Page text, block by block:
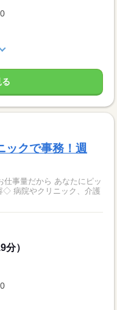
ックで事務！週
仕事量だから あなたにピッ
）